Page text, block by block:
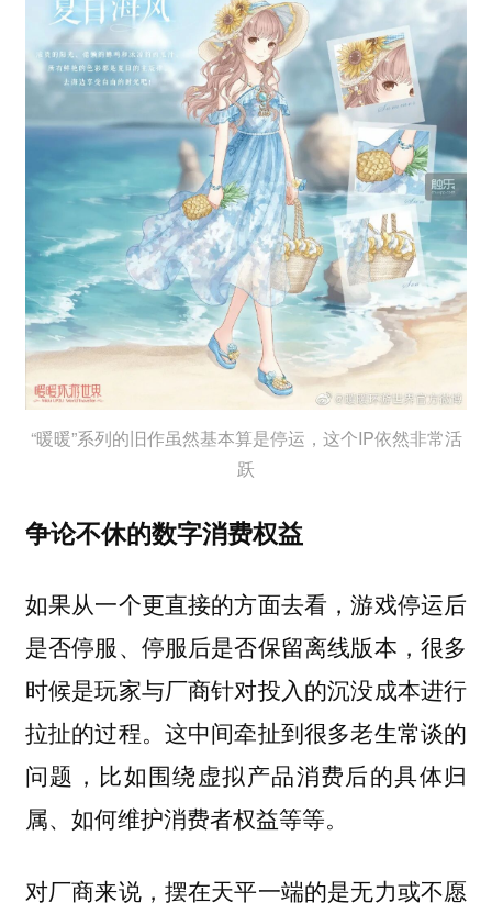
“暖暖”系列的旧作虽然基本算是停运，这个IP依然非常活
跃
争论不休的数字消费权益
如果从一个更直接的方面去看，游戏停运后
是否停服、停服后是否保留离线版本，很多
时候是玩家与厂商针对投入的沉没成本进行
拉扯的过程。这中间牵扯到很多老生常谈的
问题，比如围绕虚拟产品消费后的具体归
属、如何维护消费者权益等等。
对厂商来说，摆在天平一端的是无力或不愿